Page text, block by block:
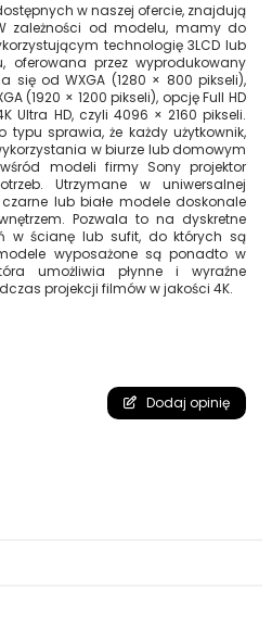
w naszej ofercie, znajdują
zależności od modelu, mamy do
technologię 3LCD lub
oferowana przez wyprodukowany
się od WXGA (1280 × 800 pikseli),
(1920 × 1200 pikseli), opcję Full HD
Ultra HD, czyli 4096 × 2160 pikseli.
typu sprawia, że każdy użytkownik,
w biurze lub domowym
modeli firmy Sony projektor
Utrzymane w uniwersalnej
lub białe modele doskonale
Pozwala to na dyskretne
w ścianę lub sufit, do których są
wyposażone są ponadto w
umożliwia płynne i wyraźne
projekcji filmów w jakości 4K.
Dodaj opinię